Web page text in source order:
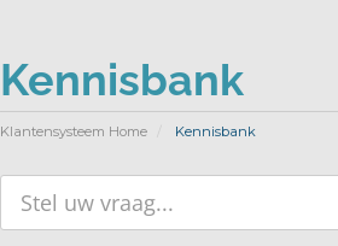
Kennisbank
Klantensysteem Home Kennisbank